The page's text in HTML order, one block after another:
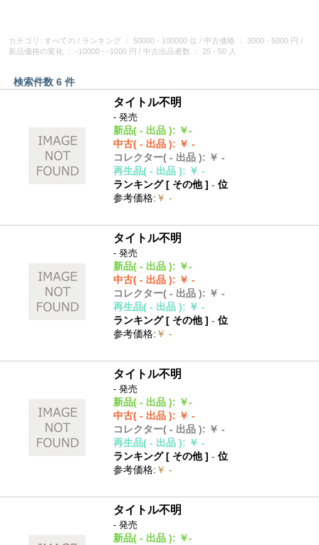
カテゴリ: すべての / ランキング ： 50000 - 100000 位 / 中古価格 ： 3000 - 5000 円
/
新品価格の変化
： -10000 - -1000 円 / 中古出品者数 ： 25 - 50 人
検索件数 6 件
タイトル不明
- 発売
新品( - 出品 ): ￥-
中古( - 出品 ): ￥ -
コレクター( - 出品 ): ￥ -
再生品( - 出品 ): ￥ -
ランキング [ その他]- 位
参考価格: ￥ -
タイトル不明
- 発売
新品( - 出品 ): ￥-
中古( - 出品 ): ￥ -
コレクター( - 出品 ): ￥ -
再生品( - 出品 ): ￥ -
ランキング [ その他]- 位
参考価格: ￥ -
タイトル不明
- 発売
新品( - 出品 ): ￥-
中古( - 出品 ): ￥ -
コレクター( - 出品 ): ￥ -
再生品( - 出品 ): ￥ -
ランキング [ その他]- 位
参考価格: ￥ -
タイトル不明
- 発売
新品( - 出品 ): ￥-